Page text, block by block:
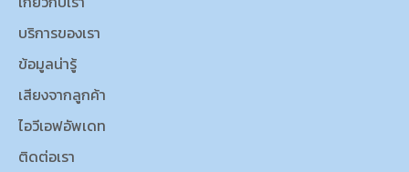
บริการของเรา
ข้อมูลน่ารู้
เสียงจากลูกค้า
ไอวีเอฟอัพเดท
ติดต่อเรา